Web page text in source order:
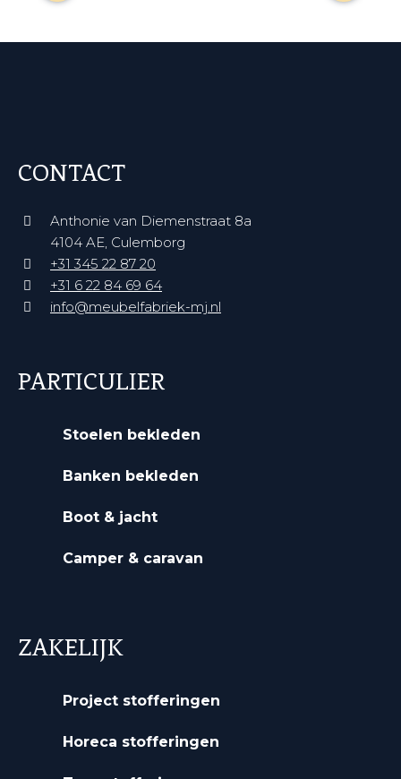
CONTACT
Anthonie van Diemenstraat 8a
4104 AE, Culemborg
+31 345 22 87 20‬
+31 6 22 84 69 64‬
info@meubelfabriek-mj.nl
PARTICULIER
Stoelen bekleden
Banken bekleden
Boot & jacht
Camper & caravan
ZAKELIJK
Project stofferingen
Horeca stofferingen